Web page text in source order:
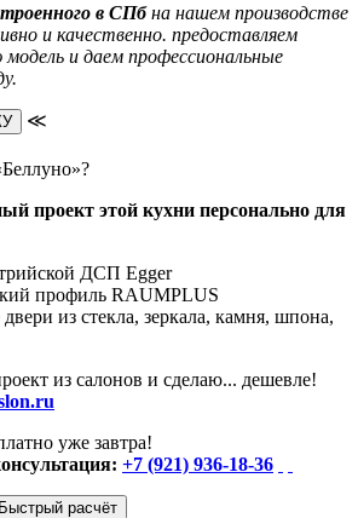
в СПбна нашем производстве
и качественно. предоставляем
и даем профессиональные
≪
проект этой кухни персонально для
ДСП Egger
профиль RAUMPLUS
из стекла, зеркала, камня, шпона,
из салонов и сделаю... дешевле!
уже завтра!
+7 (921) 936-18-36
Быстрый расчёт